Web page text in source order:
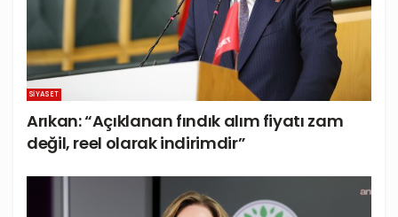
SIYASET
Arıkan: “Açıklanan fındık alım fiyatı zam
değil, reel olarak indirimdir”